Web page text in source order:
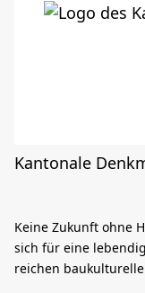
Kantonale
Keine Zukunft ohne
sich für eine
reichen